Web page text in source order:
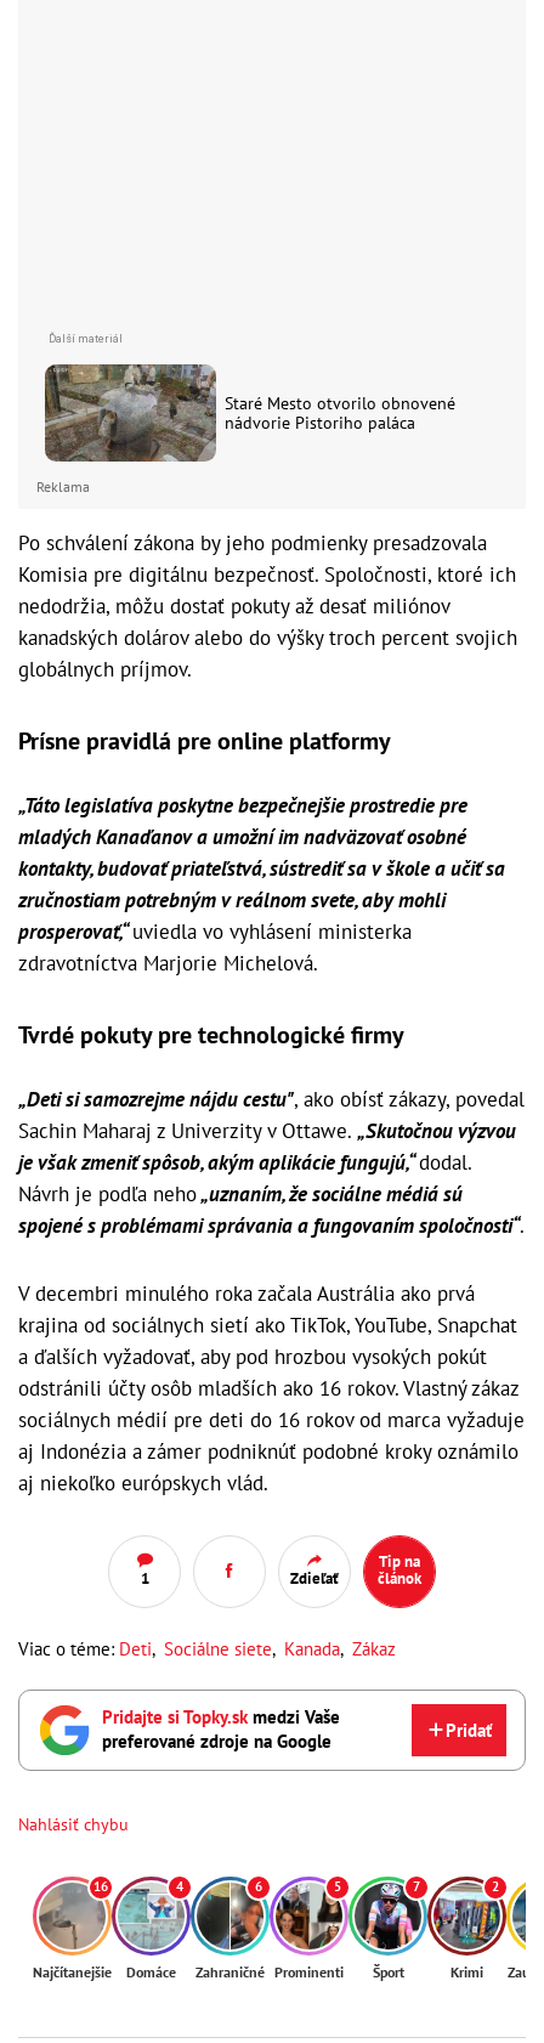
Staré Mesto otvorilo obnovené
nádvorie Pistoriho paláca
Reklama
Po schválení zákona by jeho podmienky presadzovala
Komisia pre digitálnu bezpečnosť. Spoločnosti, ktoré ich
nedodržia, môžu dostať pokuty až desať miliónov
kanadských dolárov alebo do výšky troch percent svojich
globálnych príjmov.
Prísne pravidlá pre online platformy
„Táto legislatíva poskytne bezpečnejšie prostredie pre
mladých Kanaďanov a umožní im nadväzovať osobné
kontakty, budovať priateľstvá, sústrediť sa v škole a učiť sa
zručnostiam potrebným v reálnom svete, aby mohli
prosperovať,“uviedla vo vyhlásení ministerka
zdravotníctva Marjorie Michelová.
Tvrdé pokuty pre technologické firmy
„Deti si samozrejme nájdu cestu", ako obísť zákazy, povedal
Sachin Maharaj z Univerzity v Ottawe. „Skutočnou výzvou
je však zmeniť spôsob, akým aplikácie fungujú,“dodal.
Návrh je podľa neho„uznaním, že sociálne médiá sú
spojené s problémami správania a fungovaním spoločnosti“.
V decembri minulého roka začala Austrália ako prvá
krajina od sociálnych sietí ako TikTok, YouTube, Snapchat
a ďalších vyžadovať, aby pod hrozbou vysokých pokút
odstránili účty osôb mladších ako 16 rokov. Vlastný zákaz
sociálnych médií pre deti do 16 rokov od marca vyžaduje
aj Indonézia a zámer podniknúť podobné kroky oznámilo
aj niekoľko európskych vlád.
1 Zdieľať
Tip na
článok
Viac o téme: Deti, Sociálne siete, Kanada, Zákaz
Pridajte si Topky.skmedzi Vaše
preferované zdroje na Google
Pridať
Nahlásiť chybu
16
Najčítanejšie
4
Domáce
6
Zahraničné
5
Prominenti
7
Šport
2
Krimi